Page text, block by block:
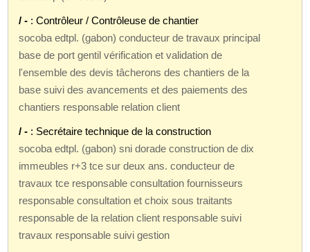
/ - : Contrôleur / Contrôleuse de chantier
socoba edtpl. (gabon) conducteur de travaux principal
base de port gentil vérification et validation de
l'ensemble des devis tâcherons des chantiers de la
base suivi des avancements et des paiements des
chantiers responsable relation client
/ - : Secrétaire technique de la construction
socoba edtpl. (gabon) sni dorade construction de dix
immeubles r+3 tce sur deux ans. conducteur de
travaux tce responsable consultation fournisseurs
responsable consultation et choix sous traitants
responsable de la relation client responsable suivi
travaux responsable suivi gestion